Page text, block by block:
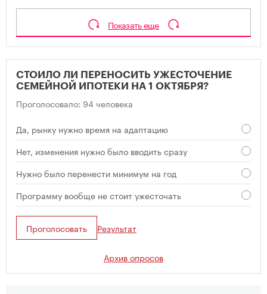
Показать еще
СТОИЛО ЛИ ПЕРЕНОСИТЬ УЖЕСТОЧЕНИЕ
СЕМЕЙНОЙ ИПОТЕКИ НА 1 ОКТЯБРЯ?
Проголосовало: 94 человека
Да, рынку нужно время на адаптацию
Нет, изменения нужно было вводить сразу
Нужно было перенести минимум на год
Программу вообще не стоит ужесточать
Проголосовать Результат
Архив опросов